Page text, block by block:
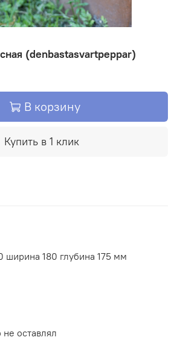
(denbastasvartpeppar)
В корзину
Купить в 1 клик
ширина 180 глубина 175 мм
оставлял